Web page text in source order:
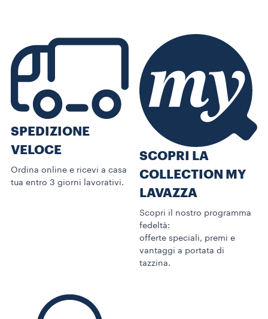
SPEDIZIONE
VELOCE
Ordina online e ricevi a casa
tua entro 3 giorni lavorativi.
SCOPRI LA
COLLECTION MY
LAVAZZA
Scopri il nostro programma
fedeltà:
offerte speciali, premi e
vantaggi a portata di
tazzina.